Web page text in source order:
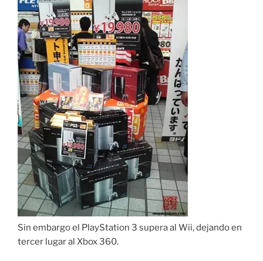
Sin embargo el PlayStation 3 supera al Wii, dejando en
tercer lugar al Xbox 360.